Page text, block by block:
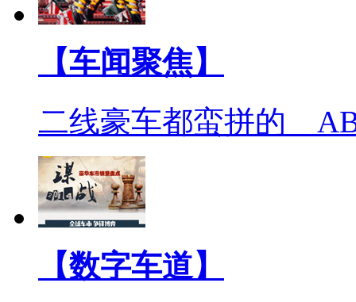
【车闻聚焦】
二线豪车都蛮拼的
【数字车道】